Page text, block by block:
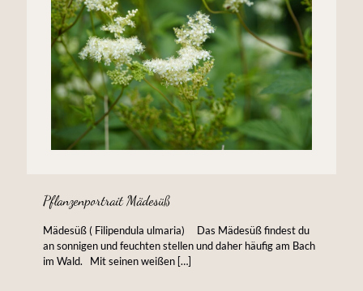
Pflanzenportrait Mädesüß
Mädesüß ( Filipendula ulmaria) Das Mädesüß findest du
an sonnigen und feuchten stellen und daher häufig am Bach
im Wald. Mit seinen weißen […]